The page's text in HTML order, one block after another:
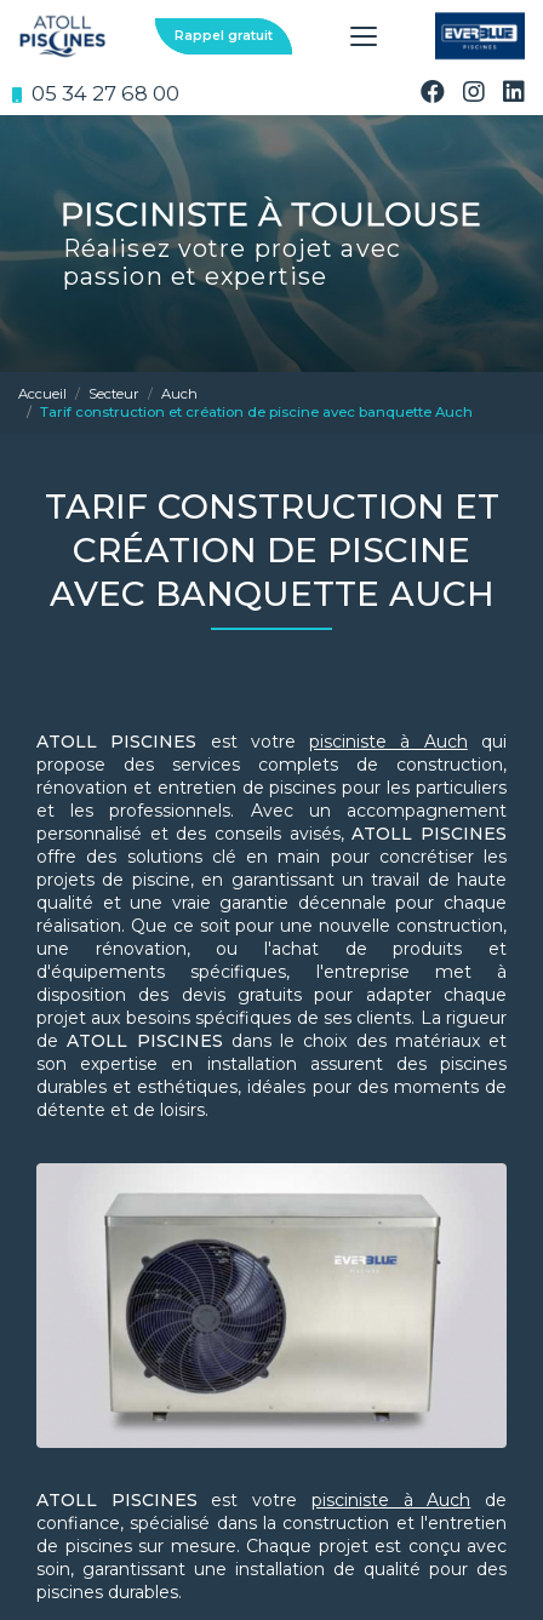
au
contenu
05 34 27 68 00
Rappel gratuit
Réalisez votre projet avec
passion et expertise
Accueil Secteur
Auch
Tarif construction et création de piscine avec banquette Auch
TARIF CONSTRUCTION ET
CRÉATION DE PISCINE
AVEC BANQUETTE AUCH
ATOLL PISCINES est votrepisciniste à Auch qui
propose des services complets de construction,
rénovation et entretien de piscines pour les particuliers
et les professionnels. Avec un accompagnement
personnalisé et des conseils avisés,ATOLL PISCINES
offre des solutions clé en main pour concrétiser les
projets de piscine, en garantissant un travail de haute
qualité et une vraie garantie décennale pour chaque
réalisation. Que ce soit pour une nouvelle construction,
une rénovation, ou l'achat de produits et
d'équipements spécifiques, l'entreprise met à
disposition des devis gratuits pour adapter chaque
projet aux besoins spécifiques de ses clients. La rigueur
deATOLL PISCINES dans le choix des matériaux et
son expertise en installation assurent des piscines
durables et esthétiques, idéales pour des moments de
détente et de loisirs.
ATOLL PISCINES est votre pisciniste à Auch de
confiance, spécialisé dans la construction et l'entretien
de piscines sur mesure. Chaque projet est conçu avec
soin, garantissant une installation de qualité pour des
piscines durables.